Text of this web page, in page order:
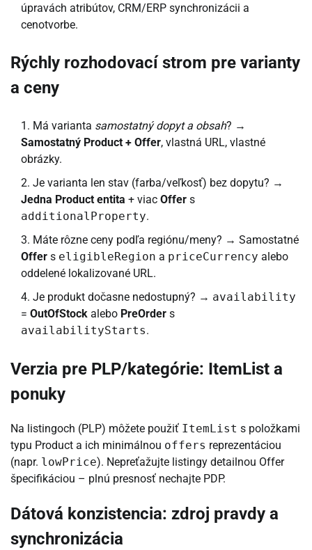
úpravách atribútov, CRM/ERP synchronizácii a
cenotvorbe.
Rýchly rozhodovací strom pre varianty
a ceny
Má varianta samostatný dopyt a obsah? →
Samostatný Product + Offer, vlastná URL, vlastné
obrázky.
Je varianta len stav (farba/veľkosť) bez dopytu? →
Jedna Product entita + viac Offer s
additionalProperty.
Máte rôzne ceny podľa regiónu/meny? → Samostatné
Offer s eligibleRegion a priceCurrency alebo
oddelené lokalizované URL.
Je produkt dočasne nedostupný? → availability
= OutOfStock alebo PreOrder s
availabilityStarts.
Verzia pre PLP/kategórie: ItemList a
ponuky
Na listingoch (PLP) môžete použiť ItemList s položkami
typu Product a ich minimálnou offers reprezentáciou
(napr. lowPrice). Nepreťažujte listingy detailnou Offer
špecifikáciou – plnú presnosť nechajte PDP.
Dátová konzistencia: zdroj pravdy a
synchronizácia